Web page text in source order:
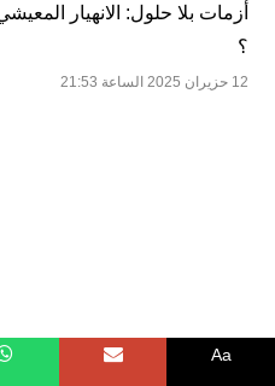
أزمات بلا حلول: الانهيار
في غيبوبة ؟
12 حزيران 2025 الساعة 21:53
Aa